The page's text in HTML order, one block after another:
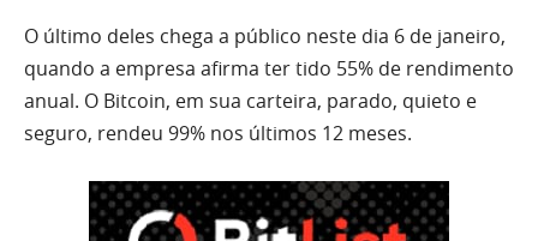
O último deles chega a público neste dia 6 de janeiro,
quando a empresa afirma ter tido 55% de rendimento
anual. O Bitcoin, em sua carteira, parado, quieto e
seguro, rendeu 99% nos últimos 12 meses.